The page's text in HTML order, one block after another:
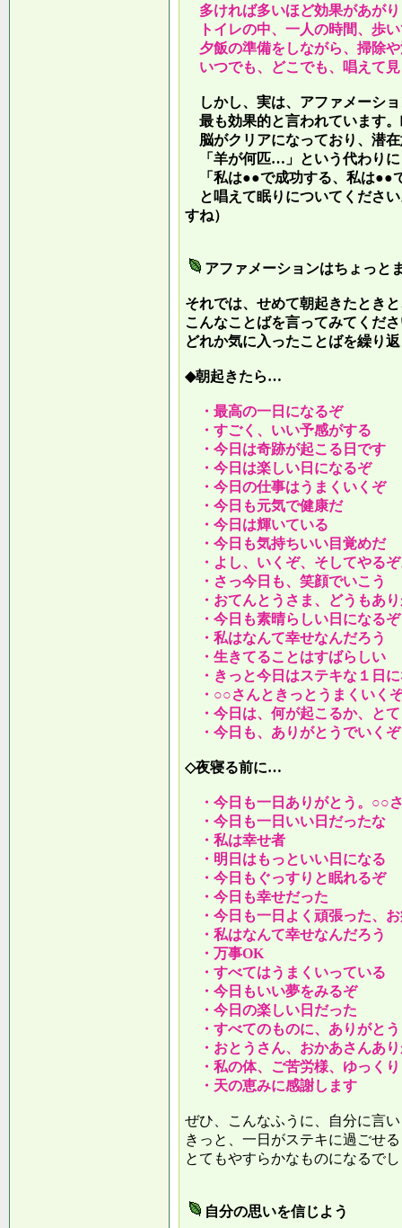
多ければ多いほど効果があが
トイレの中、一人の時間、歩
夕飯の準備をしながら、掃除
いつでも、どこでも、唱えて
しかし、実は、アファメーシ
最も効果的と言われています
脳がクリアになっており、潜
「羊が何匹…」という代わりに
「私は●●で成功する、私は●●
と唱えて眠りについてくださ
すね）
アファメーションはちょっと
それでは、せめて朝起きたとき
こんなことばを言ってみてくだ
どれか気に入ったことばを繰り
◆朝起きたら…
・最高の一日になるぞ
・すごく、いい予感がする
・今日は奇跡が起こる日です
・今日は楽しい日になるぞ
・今日の仕事はうまくいくぞ
・今日も元気で健康だ
・今日は輝いている
・今日も気持ちいい目覚めだ
・よし、いくぞ、そしてやる
・さっ今日も、笑顔でいこう
・おてんとうさま、どうもあ
・今日も素晴らしい日になるぞ
・私はなんて幸せなんだろう
・生きてることはすばらしい
・きっと今日はステキな１日
・○○さんときっとうまくいく
・今日は、何が起こるか、と
・今日も、ありがとうでいくぞ
◇夜寝る前に…
・今日も一日ありがとう。○○
・今日も一日いい日だったな
・私は幸せ者
・明日はもっといい日になる
・今日もぐっすりと眠れるぞ
・今日も幸せだった
・今日も一日よく頑張った、
・私はなんて幸せなんだろう
・万事OK
・すべてはうまくいっている
・今日もいい夢をみるぞ
・今日の楽しい日だった
・すべてのものに、ありがとう
・おとうさん、おかあさんあ
・私の体、ご苦労様、ゆっく
・天の恵みに感謝します
ぜひ、こんなふうに、自分に言
きっと、一日がステキに過ごせ
とてもやすらかなものになるで
自分の思いを信じよう